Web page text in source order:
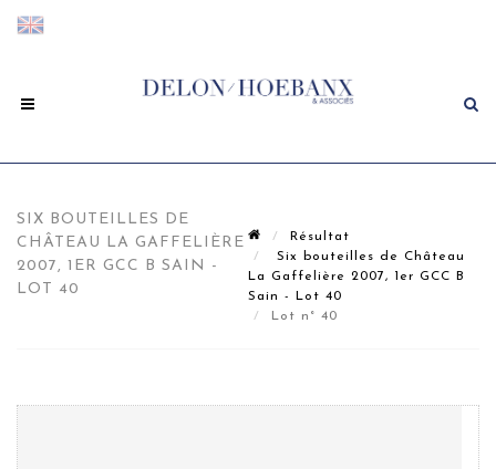
SIX BOUTEILLES DE
CHÂTEAU LA GAFFELIÈRE
2007, 1ER GCC B SAIN -
LOT 40
Résultat
Six bouteilles de Château
La Gaffelière 2007, 1er GCC B
Sain - Lot 40
Lot n° 40